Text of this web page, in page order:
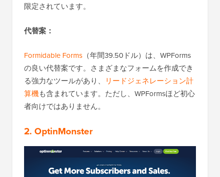
限定されています。
代替案：
Formidable Forms （年間39.50ドル）は、WPForms
の良い代替案です。さまざまなフォームを作成でき
る強力なツールがあり、 リードジェネレーション計
算機も含まれています。ただし、WPFormsほど初心
者向けではありません。
2. OptinMonster